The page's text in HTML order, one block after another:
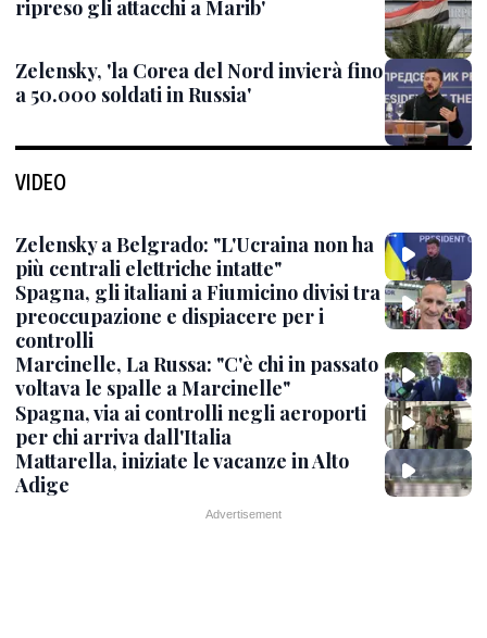
ripreso gli attacchi a Marib'
Zelensky, 'la Corea del Nord invierà fino
a 50.000 soldati in Russia'
VIDEO
Zelensky a Belgrado: "L'Ucraina non ha
più centrali elettriche intatte"
Spagna, gli italiani a Fiumicino divisi tra
preoccupazione e dispiacere per i
controlli
Marcinelle, La Russa: "C'è chi in passato
voltava le spalle a Marcinelle"
Spagna, via ai controlli negli aeroporti
per chi arriva dall'Italia
Mattarella, iniziate le vacanze in Alto
Adige